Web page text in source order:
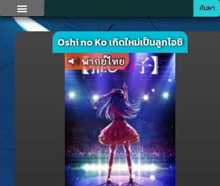
ค้นหา
Oshi no Ko เกิดใหม่เป็นลูกโอชิ